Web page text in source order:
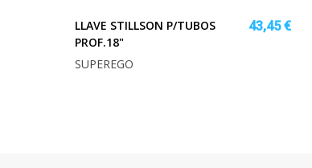
LLAVE STILLSON P/TUBOS
PROF.18"
43,45 €
SUPEREGO